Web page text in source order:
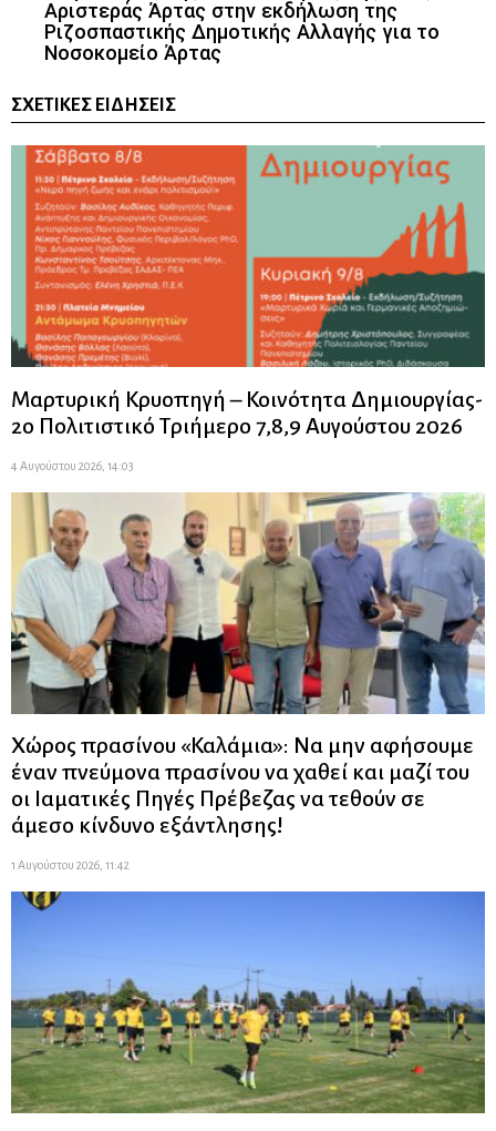
Αριστεράς Άρτας στην εκδήλωση της
Ριζοσπαστικής Δημοτικής Αλλαγής για το
Νοσοκομείο Άρτας
ΣΧΕΤΙΚΈΣ ΕΙΔΉΣΕΙΣ
Μαρτυρική Κρυοπηγή – Κοινότητα Δημιουργίας-
2ο Πολιτιστικό Τριήμερο 7,8,9 Αυγούστου 2026
4 Αυγούστου 2026, 14:03
Χώρος πρασίνου «Καλάμια»: Να μην αφήσουμε
έναν πνεύμονα πρασίνου να χαθεί και μαζί του
οι Ιαματικές Πηγές Πρέβεζας να τεθούν σε
άμεσο κίνδυνο εξάντλησης!
1 Αυγούστου 2026, 11:42